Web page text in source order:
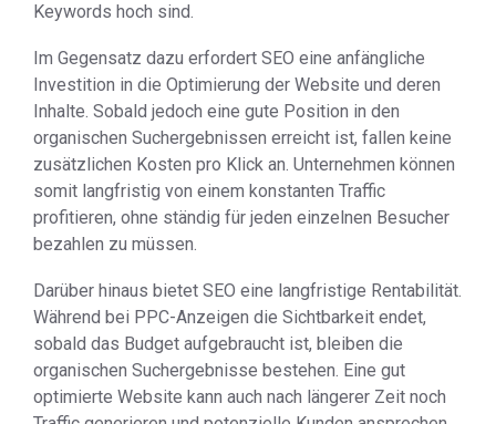
Keywords hoch sind.
Im Gegensatz dazu erfordert SEO eine anfängliche
Investition in die Optimierung der Website und deren
Inhalte. Sobald jedoch eine gute Position in den
organischen Suchergebnissen erreicht ist, fallen keine
zusätzlichen Kosten pro Klick an. Unternehmen können
somit langfristig von einem konstanten Traffic
profitieren, ohne ständig für jeden einzelnen Besucher
bezahlen zu müssen.
Darüber hinaus bietet SEO eine langfristige Rentabilität.
Während bei PPC-Anzeigen die Sichtbarkeit endet,
sobald das Budget aufgebraucht ist, bleiben die
organischen Suchergebnisse bestehen. Eine gut
optimierte Website kann auch nach längerer Zeit noch